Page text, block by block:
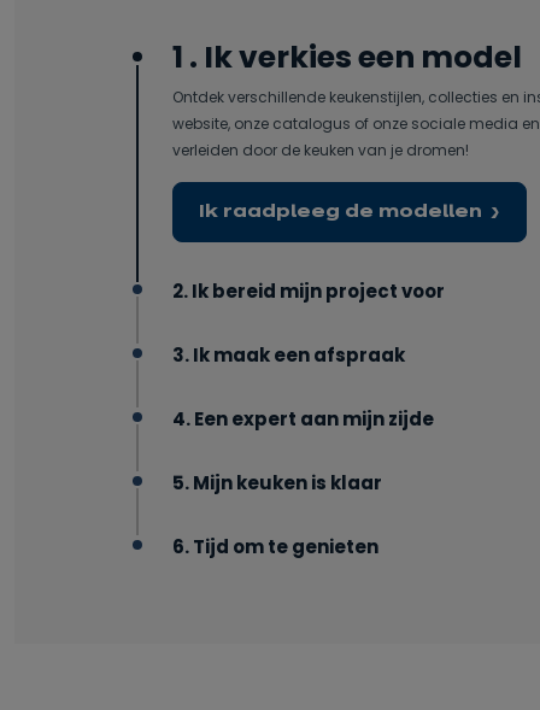
1 . Ik verkies een model
Ontdek verschillende keukenstijlen, collecties en
website, onze catalogus of onze sociale media
verleiden door de keuken van je dromen!
Ik raadpleeg de modellen
2. Ik bereid mijn project voor
3. Ik maak een afspraak
4. Een expert aan mijn zijde
5. Mijn keuken is klaar
6. Tijd om te genieten